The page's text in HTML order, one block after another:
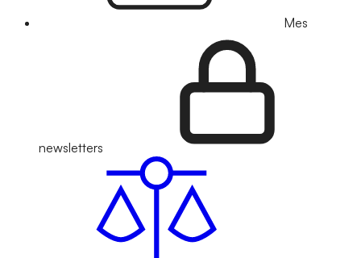
Mes
newsletters